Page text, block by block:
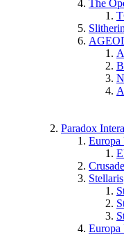
The
Paradox
Europa
Stellaris